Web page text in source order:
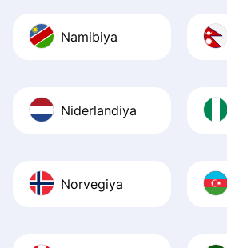
Namibiya
Niderlandiya
Norvegiya